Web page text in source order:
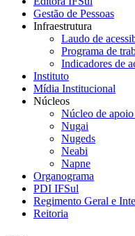
Gestão de Pessoas
Infraestrutura
Laudo de
Programa de
Indicadores de
Instituto
Mídia Institucional
Núcleos
Núcleo de
Nugai
Nugeds
Neabi
Napne
Organograma
PDI IFSul
Regimento Geral e
Reitoria